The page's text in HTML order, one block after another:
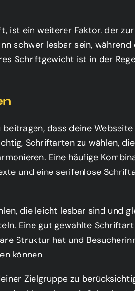
ist ein weiterer Faktor, der zur
schwer lesbar sein, während
Schriftgewicht ist in der
dass deine Webseite
Schriftarten zu wählen,
Eine häufige
und eine serifenlose
die leicht lesbar sind und
Eine gut gewählte
Struktur hat und
können.
Zielgruppe zu